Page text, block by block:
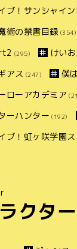
ブ！サンシャイ
術の禁書目録 (354)
(295) けいお
アス (247) 僕
ローアカデミア
ーハンター (192)
ブ！虹ヶ咲学園
クター